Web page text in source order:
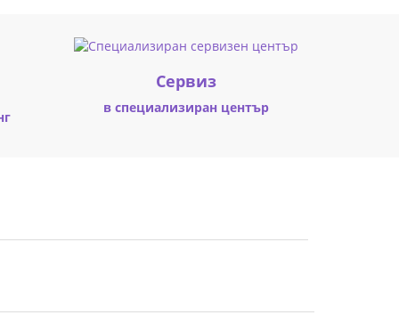
Cервиз
в специализиран център